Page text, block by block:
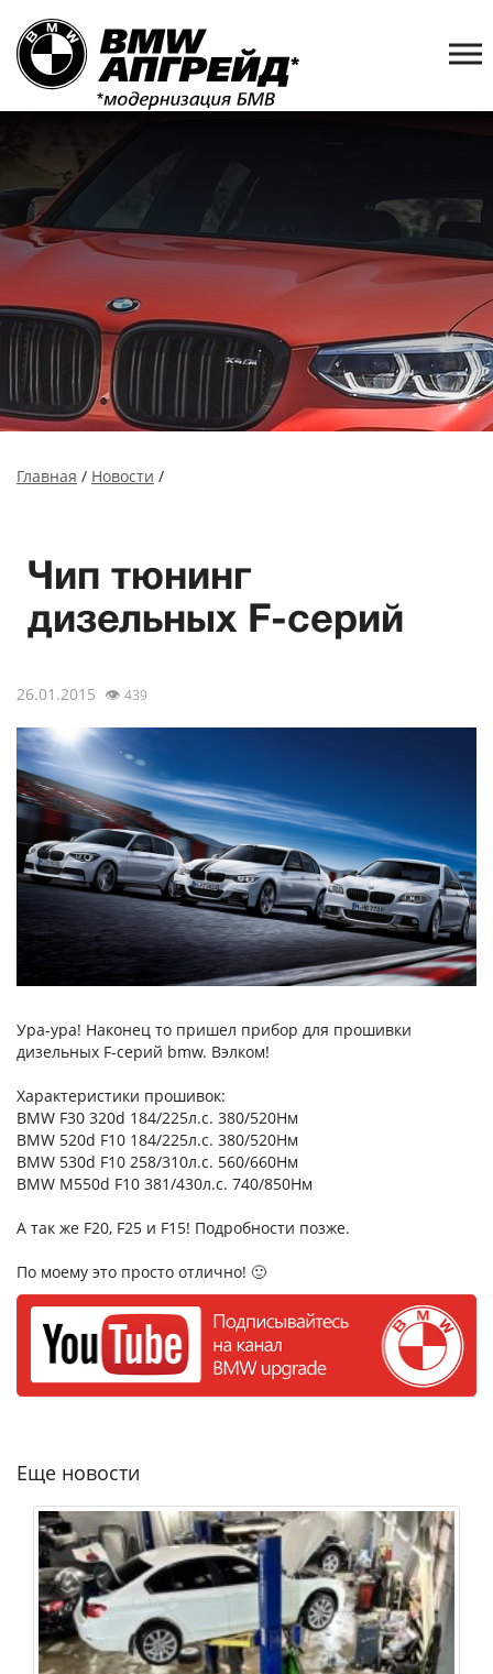
Главная / Новости /
Чип тюнинг
дизельных F-серий
26.01.2015 👁 439
Ура-ура! Наконец то пришел прибор для прошивки
дизельных F-серий bmw. Вэлком!
Характеристики прошивок:
BMW F30 320d 184/225л.с. 380/520Нм
BMW 520d F10 184/225л.с. 380/520Нм
BMW 530d F10 258/310л.с. 560/660Нм
BMW М550d F10 381/430л.с. 740/850Нм
А так же F20, F25 и F15! Подробности позже.
По моему это просто отлично! 🙂
Еще новости